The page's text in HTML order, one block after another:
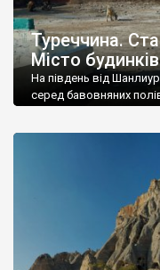
Туреччина.
Місто
На південь від
серед бавовняних
появи кондиціонерів,